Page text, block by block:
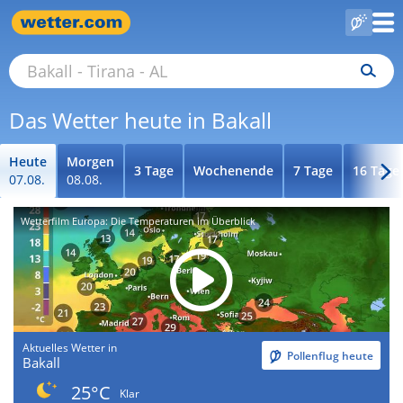
Das Wetter heute in Bakall
Heute
07.08.
Morgen
08.08.
3 Tage Wochenende 7 Tage 16 Tage
Wetterfilm Europa: Die Temperaturen im Überblick
Aktuelles Wetter in
Bakall Pollenflug heute
25°C
Klar